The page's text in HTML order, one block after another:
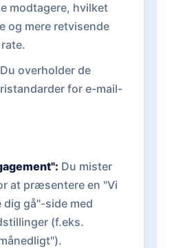
modtagere, hvilket
og mere retvisende
Du overholder de
for e-mail-
Du mister
at præsentere en "Vi
dig gå"-side med
(f.eks.